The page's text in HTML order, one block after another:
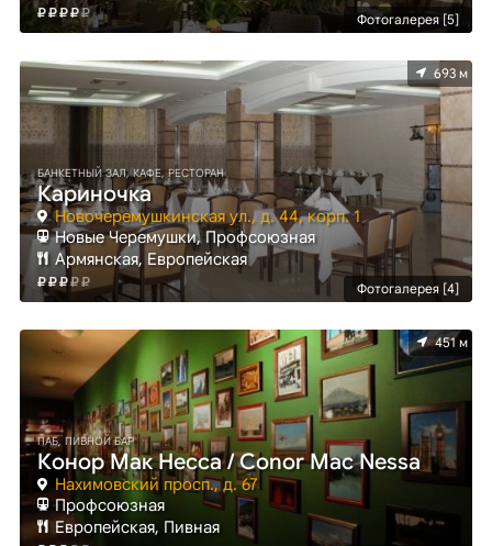
Фотогалерея [5]
Фотогалерея [4]
693 м
БАНКЕТНЫЙ ЗАЛ, КАФЕ, РЕСТОРАН
Кариночка
Новочеремушкинская ул., д. 44, корп. 1
Новые Черемушки, Профсоюзная
Армянская, Европейская
451 м
ПАБ, ПИВНОЙ БАР
Конор Мак Несса / Conor Mac Nessa
Нахимовский просп., д. 67
Профсоюзная
Европейская, Пивная